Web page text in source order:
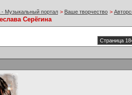
- Музыкальный портал > Ваше творчество >
Серёгина
Страница